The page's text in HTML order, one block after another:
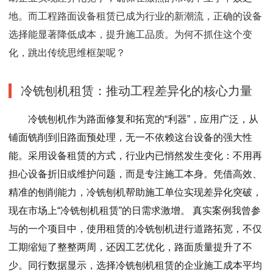
地。而工程路面设备租赁已成为行业的新潮流，正确的设备
选择能显著降低成本，提升施工品质。为何不抓住这个变
化，跳出传统思维框架呢？
冷铣刨机租赁：推动工程差异化的核心力量
冷铣刨机作为路面修复和拓宽的“利器”，应用广泛，从
铺面铣削到旧路面预处理，无一不依赖这台设备的强大性
能。采用设备租赁的方式，行业内已悄然发生变化：不用再
担心设备折旧或维护问题，而是专注施工本身。凭借高效、
精准的刨削能力，冷铣刨机帮助施工单位实现差异化突破，
现在市场上“冷铣刨机租赁”的日需求激增。 真实案例我曾参
与的一个项目中，使用租赁的冷铣刨机进行道路拓宽，不仅
工期缩短了整整两周，还因工艺优化，路面质量提升了不
少。同行数据显示，选择冷铣刨机租赁的企业施工成本平均